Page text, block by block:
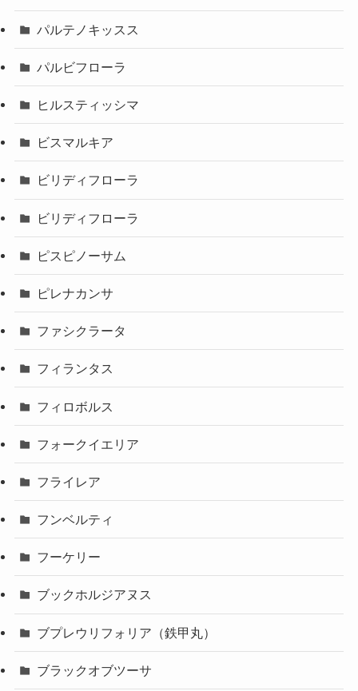
パルテノキッスス
パルビフローラ
ヒルスティッシマ
ビスマルキア
ビリディフローラ
ビリディフローラ
ピスピノーサム
ピレナカンサ
ファシクラータ
フィランタス
フィロボルス
フォークイエリア
フライレア
フンベルティ
フーケリー
ブックホルジアヌス
ブプレウリフォリア（鉄甲丸）
ブラックオブツーサ